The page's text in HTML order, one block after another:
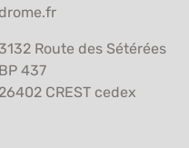
drome.fr
Route des Sétérées
BP 437
26402 CREST cedex